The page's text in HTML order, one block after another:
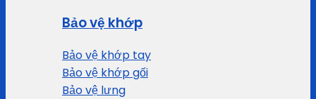
Bảo vệ khớp
Bảo vệ khớp tay
Bảo vệ khớp gối
Bảo vệ lưng